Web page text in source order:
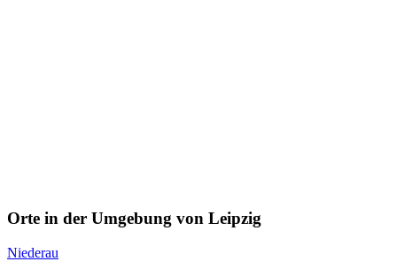
Orte in der Umgebung von Leipzig
Niederau